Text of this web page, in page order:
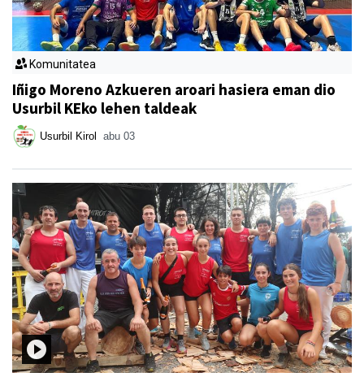
Komunitatea
Iñigo Moreno Azkueren aroari hasiera eman dio
Usurbil KEko lehen taldeak
Usurbil Kirol abu 03